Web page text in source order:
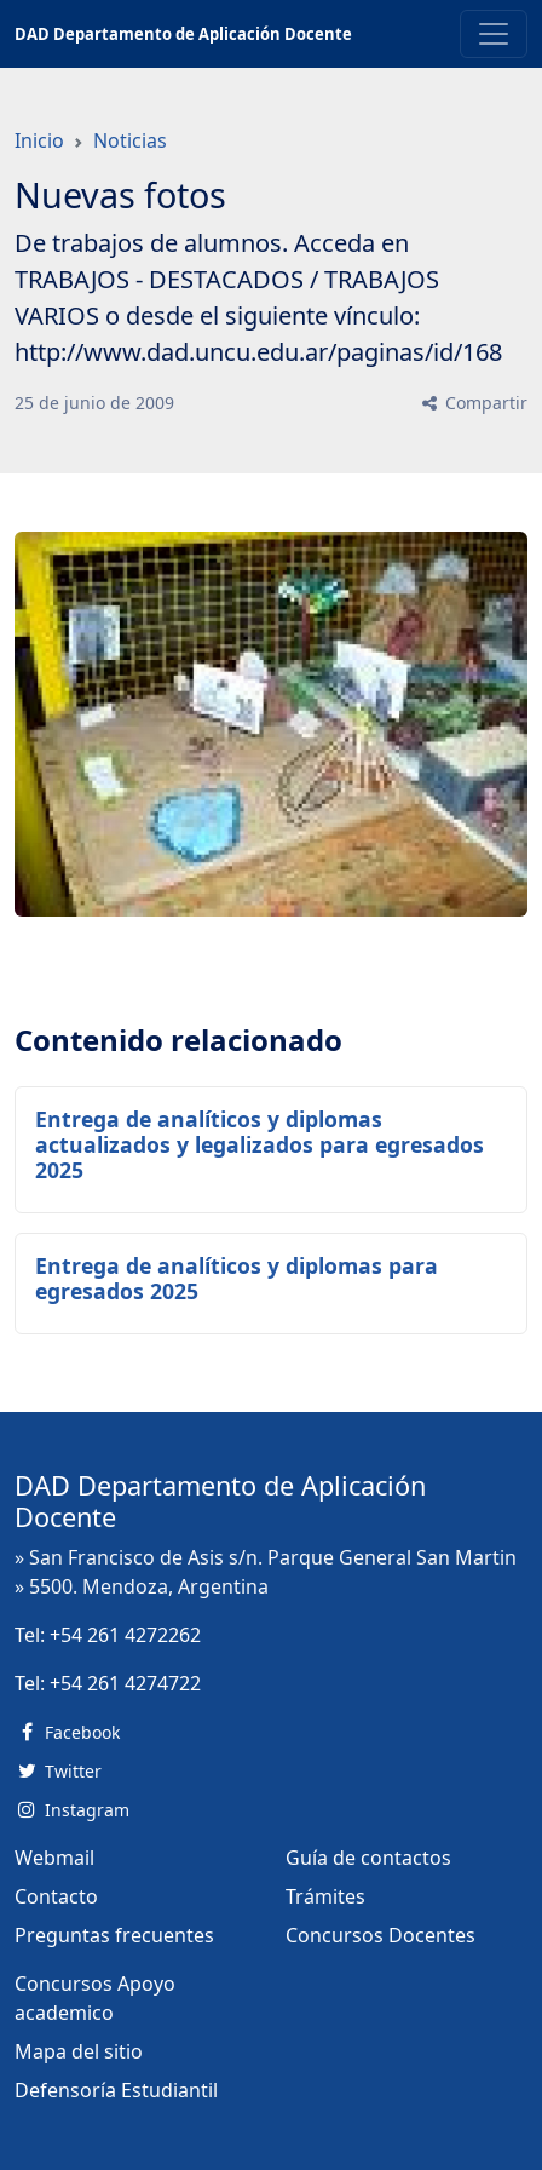
contenido
DAD Departamento de Aplicación Docente
Inicio Noticias
Nuevas fotos
De trabajos de alumnos. Acceda en
TRABAJOS - DESTACADOS / TRABAJOS
VARIOS o desde el siguiente vínculo:
http://www.dad.uncu.edu.ar/paginas/id/168
25 de junio de 2009 Compartir
Contenido relacionado
Entrega de analíticos y diplomas
actualizados y legalizados para egresados
2025
Entrega de analíticos y diplomas para
egresados 2025
DAD Departamento de Aplicación
Docente
» San Francisco de Asis s/n. Parque General San Martin
» 5500. Mendoza, Argentina
Tel: +54 261 4272262
Tel: +54 261 4274722
Facebook
Twitter
Instagram
Webmail
Contacto
Preguntas frecuentes
Guía de contactos
Trámites
Concursos Docentes
Concursos Apoyo
academico
Mapa del sitio
Defensoría Estudiantil